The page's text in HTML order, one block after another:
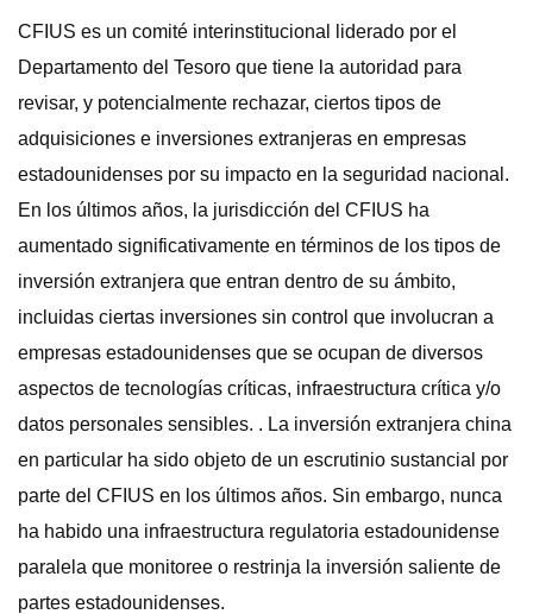
CFIUS es un comité interinstitucional liderado por el
Departamento del Tesoro que tiene la autoridad para
revisar, y potencialmente rechazar, ciertos tipos de
adquisiciones e inversiones extranjeras en empresas
estadounidenses por su impacto en la seguridad nacional.
En los últimos años, la jurisdicción del CFIUS ha
aumentado significativamente en términos de los tipos de
inversión extranjera que entran dentro de su ámbito,
incluidas ciertas inversiones sin control que involucran a
empresas estadounidenses que se ocupan de diversos
aspectos de tecnologías críticas, infraestructura crítica y/o
datos personales sensibles. . La inversión extranjera china
en particular ha sido objeto de un escrutinio sustancial por
parte del CFIUS en los últimos años. Sin embargo, nunca
ha habido una infraestructura regulatoria estadounidense
paralela que monitoree o restrinja la inversión saliente de
partes estadounidenses.